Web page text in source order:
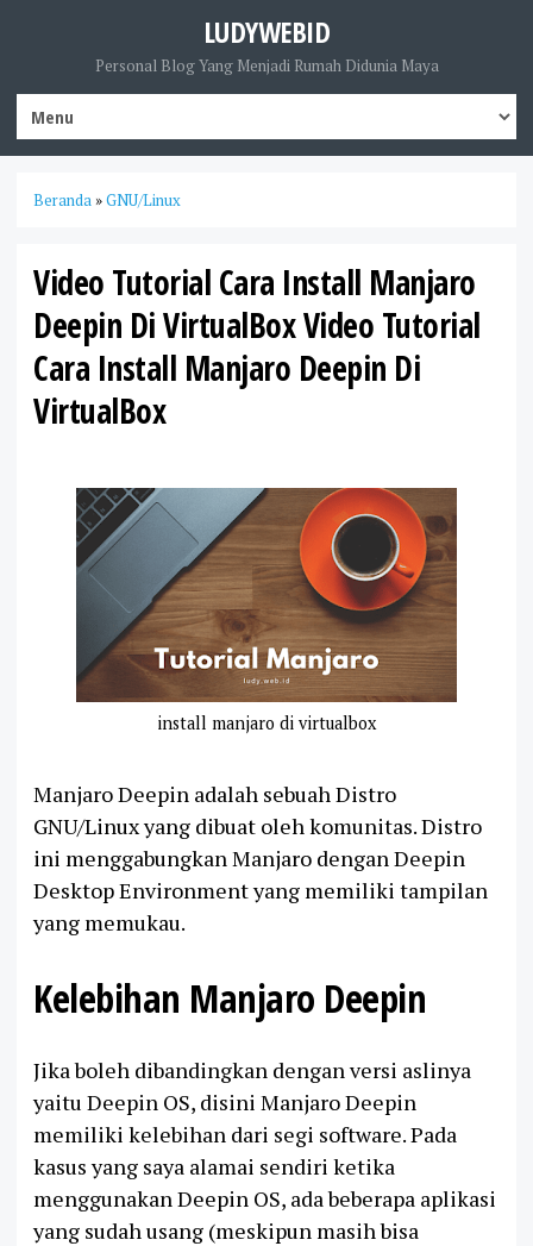
LUDYWEBID
Personal Blog Yang Menjadi Rumah Didunia Maya
Beranda»GNU/Linux
Video Tutorial Cara Install Manjaro
Deepin Di VirtualBox Video Tutorial
Cara Install Manjaro Deepin Di
VirtualBox
install manjaro di virtualbox
Manjaro Deepin adalah sebuah Distro
GNU/Linux yang dibuat oleh komunitas. Distro
ini menggabungkan Manjaro dengan Deepin
Desktop Environment yang memiliki tampilan
yang memukau.
Kelebihan Manjaro Deepin
Jika boleh dibandingkan dengan versi aslinya
yaitu Deepin OS, disini Manjaro Deepin
memiliki kelebihan dari segi software. Pada
kasus yang saya alamai sendiri ketika
menggunakan Deepin OS, ada beberapa aplikasi
yang sudah usang (meskipun masih bisa